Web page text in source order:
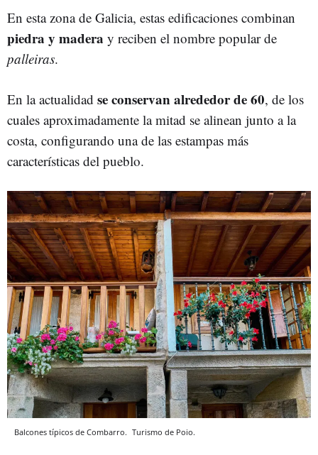
En esta zona de Galicia, estas edificaciones combinan
piedra y madera y reciben el nombre popular de
palleiras.
En la actualidad se conservan alrededor de 60, de los
cuales aproximadamente la mitad se alinean junto a la
costa, configurando una de las estampas más
características del pueblo.
Balcones típicos de Combarro. Turismo de Poio.